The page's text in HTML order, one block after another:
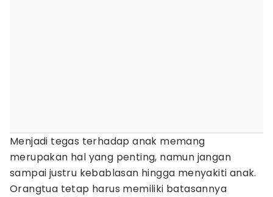
Menjadi tegas terhadap anak memang
merupakan hal yang penting, namun jangan
sampai justru kebablasan hingga menyakiti anak.
Orangtua tetap harus memiliki batasannya